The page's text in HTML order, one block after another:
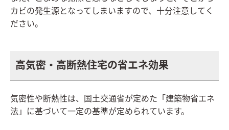
カビの発生源となってしまいますので、十分注意してく
ださい。
高気密・高断熱住宅の省エネ効果
気密性や断熱性は、国土交通省が定めた「建築物省エネ
法」に基づいて一定の基準が定められています。